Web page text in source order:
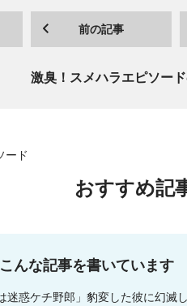
前の記事
激臭！スメハラエピソー
ード
おすすめ記
んな記事を書いています
迷惑ケチ野郎」豹変した彼に幻滅